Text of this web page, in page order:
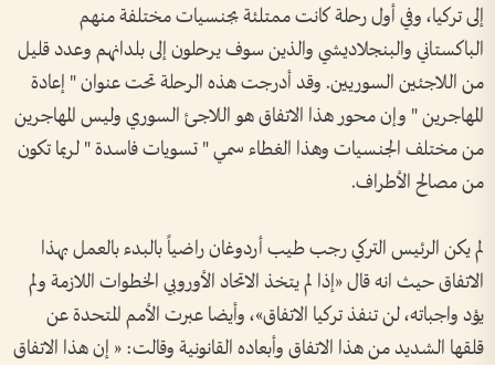
إلى تركيا، وفي أول رحلة كانت ممتلئة بجنسيات مختلفة منهم
الباكستاني والبنجلاديشي والذين سوف يرحلون إلى بلدانهم وعدد قليل
من اللاجئين السوريين. وقد أدرجت هذه الرحلة تحت عنوان " إعادة
المهاجرين " وإن محور هذا الاتفاق هو اللاجئ السوري وليس المهاجرين
من مختلف الجنسيات وهذا الغطاء سمي " تسويات فاسدة " لربما تكون
من مصالح الأطراف.
لم يكن الرئيس التركي رجب طيب أردوغان راضياً بالبدء بالعمل بهذا
الاتفاق حيث انه قال «إذا لم يتخذ الاتحاد الأوروبي الخطوات اللازمة ولم
يؤد واجباته، لن تنفذ تركيا الاتفاق»، وأيضا عبرت الأمم المتحدة عن
قلقها الشديد من هذا الاتفاق وأبعاده القانونية وقالت: « إن هذا الاتفاق